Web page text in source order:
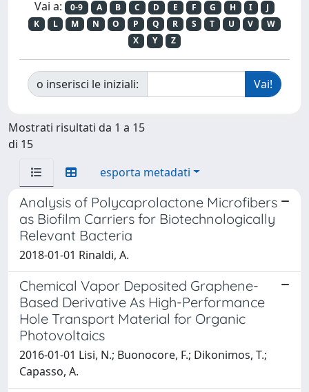
Vai a: 0-9 A B C D E F G H I
J
K
L M N O P Q R S T U V
W
X
Y Z
o inserisci le iniziali:
Mostrati risultati da 1 a 15
di 15
esporta metadati
Analysis of Polycaprolactone Microfibers
as Biofilm Carriers for Biotechnologically
Relevant Bacteria
2018-01-01 Rinaldi, A.
Chemical Vapor Deposited Graphene-
Based Derivative As High-Performance
Hole Transport Material for Organic
Photovoltaics
2016-01-01 Lisi, N.; Buonocore, F.; Dikonimos, T.;
Capasso, A.